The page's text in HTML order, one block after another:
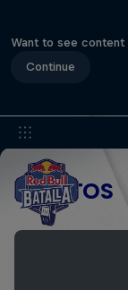
Want to see
Continue
EVENTOS